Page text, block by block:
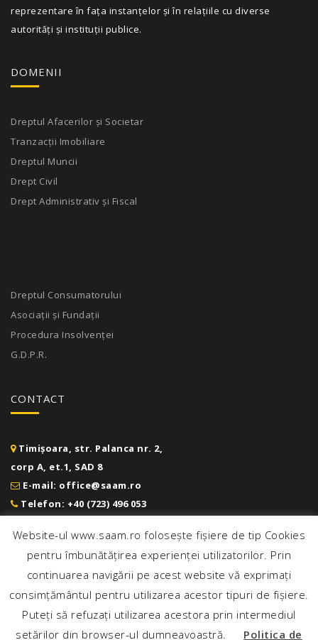
reprezentare în fața instanțelor și în relațiile cu diverse
autorități și instituții publice.
DOMENII
Dreptul Afacerilor și Societar
Tranzacții Imobiliare
Dreptul Muncii
Drept Civil
Drept Administrativ și Fiscal
Dreptul Consumatorului
Asociații și Fundații
Procedura Insolvenței
G.D.P.R.
CONTACT
Timișoara, str. Palanca nr. 2,
corp A, et.1, SAD 8
E-mail: office@saam.ro
Telefon: +40 (723) 496 053
Cabinet de Avocat Anca Săsăran © Toate Drepturile Rezervate
Website-ul www.saam.ro folosește fișiere de tip Cookies
pentru îmbunătățirea experienței utilizatorilor. Prin
continuarea navigării pe acest website vă exprimați
consimțământul pentru utilizarea acestor tipuri de fișiere.
Puteți să refuzați utilizarea acestora prin intermediul
setărilor din browser-ul dumneavoastră.
Politica de